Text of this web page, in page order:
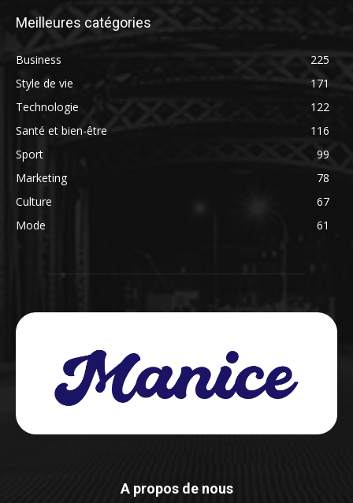
Meilleures catégories
Business
225
Style de vie
171
Technologie
122
Santé et bien-être
116
Sport
99
Marketing
78
Culture
67
Mode
61
A propos de nous